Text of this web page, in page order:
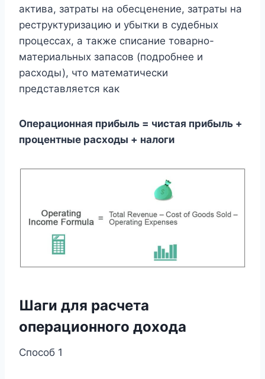
актива, затраты на обесценение, затраты на
реструктуризацию и убытки в судебных
процессах, а также списание товарно-
материальных запасов (подробнее и
расходы), что математически
представляется как
Операционная прибыль = чистая прибыль +
процентные расходы + налоги
Шаги для расчета
операционного дохода
Способ 1